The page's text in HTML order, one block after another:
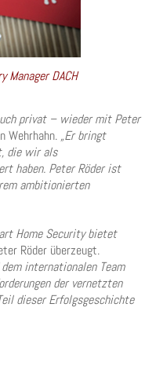
Manager DACH
privat – wieder mit Peter
Wehrhahn. „Er bringt
die wir als
haben. Peter Röder ist
ambitionierten
Home Security bietet
Röder überzeugt.
internationalen Team
der vernetzten
dieser Erfolgsgeschichte